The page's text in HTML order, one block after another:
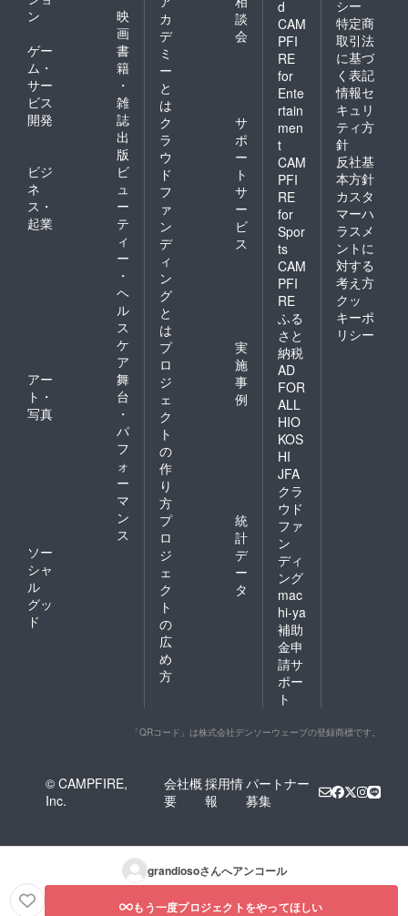
ン
映
画
ゲー
ム・
サー
ビス
開発
書
籍
・
雑
誌
出
版
ビジ
ネ
ス・
起業
ビ
ュ
ー
テ
ィ
ー
・
ヘ
ル
ス
ケ
ア
アー
ト・
写真
舞
台
・
パ
フ
ォ
ー
マ
ン
ス
ソー
シャ
ル
グッ
ド
カ
デ
ミ
ー
と
は
談
会
ク
ラ
ウ
ド
フ
ァ
ン
デ
ィ
ン
グ
と
は
サ
ポ
ー
ト
サ
ー
ビ
ス
プ
ロ
ジ
ェ
ク
ト
の
作
り
方
実
施
事
例
プ
ロ
ジ
ェ
ク
ト
の
広
め
方
統
計
デ
ー
タ
d
CAM
PFI
RE
for
Ente
rtain
men
t
CAM
PFI
RE
for
Spor
ts
CAM
PFI
RE
ふる
さと
納税
AD
FOR
ALL
HIO
KOS
HI
JFA
クラ
ウド
ファ
ン
ディ
ング
mac
hi-ya
補助
金申
請サ
ポー
ト
シー
特定商
取引法
に基づ
く表記
情報セ
キュリ
ティ方
針
反社基
本方針
カスタ
マーハ
ラスメ
ントに
対する
考え方
クッ
キーポ
リシー
「QRコード」は株式会社デンソーウェーブの登録商標です。
© CAMPFIRE,
Inc.
会社概
要
採用情
報
パートナー
募集
grandiosoさんへアンコール
もう一度プロジェクトをやってほしい